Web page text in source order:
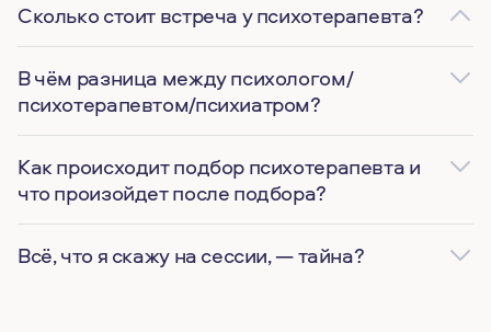
Сколько стоит встреча у психотерапевта?
В чём разница между психологом/
психотерапевтом/психиатром?
Как происходит подбор психотерапевта и
что произойдет после подбора?
Всё, что я скажу на сессии, — тайна?